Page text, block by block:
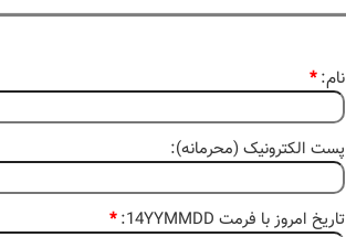
نام:*
پست الکترونیک (محرمانه):
تاریخ امروز با فرمت 14YYMMDD: *